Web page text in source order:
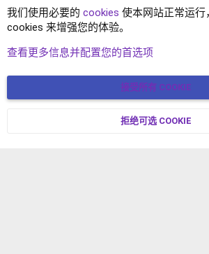
XENFORO2.1 插件
简体中文 联系我们
© COPYRIGHT 2017-2026 XENFORO
我们使用必要的 cookies 使本网站正常运行
cookies 来增强您的体验。
查看更多信息并配置您的首选项
接受所有 COOKIE
拒绝可选 COOKIE